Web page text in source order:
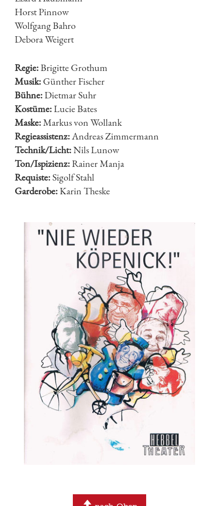
Horst Pinnow
Wolfgang Bahro
Debora Weigert
Regie:Brigitte Grothum
Musik:Günther Fischer
Bühne:Dietmar Suhr
Kostüme:Lucie Bates
Maske:Markus von Wollank
Regieassistenz:Andreas Zimmermann
Technik/Licht:Nils Lunow
Ton/Ispizienz:Rainer Manja
Requiste:Sigolf Stahl
Garderobe:Karin Theske